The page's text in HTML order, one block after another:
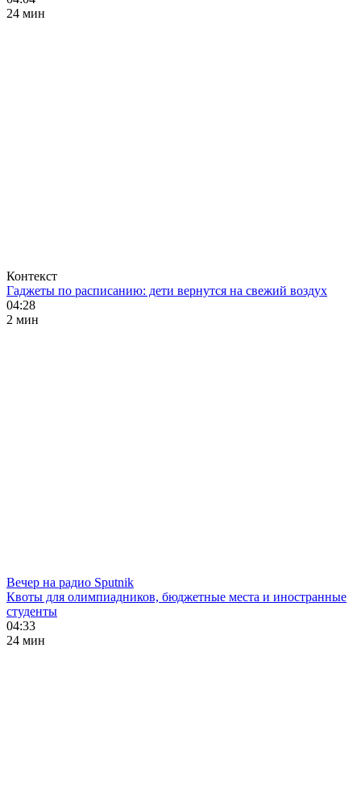
24 мин
Контекст
Гаджеты по расписанию: дети вернутся на свежий воздух
04:28
2 мин
Вечер на радио Sputnik
Квоты для олимпиадников, бюджетные места и иностранные
студенты
04:33
24 мин